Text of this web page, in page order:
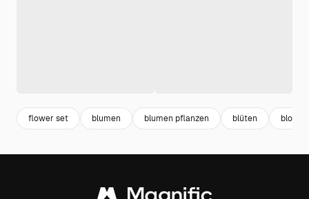
flower set blumen blumen pflanzen blüten